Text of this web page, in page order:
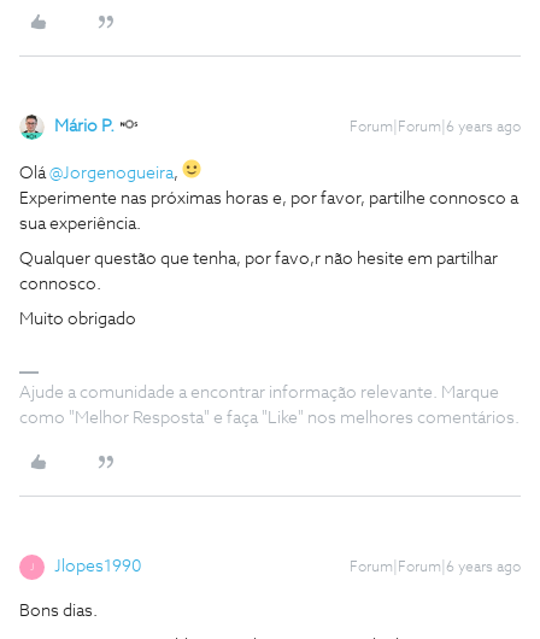
Mário P. Forum|Forum|6 years ago
Olá@Jorgenogueira,
Experimente nas próximas horas e, por favor, partilhe connosco a
sua experiência.
Qualquer questão que tenha, por favo,r não hesite em partilhar
connosco.
Muito obrigado
Ajude a comunidade a encontrar informação relevante. Marque
como "Melhor Resposta" e faça "Like" nos melhores comentários.
Jlopes1990 Forum|Forum|6 years ago
Bons dias.